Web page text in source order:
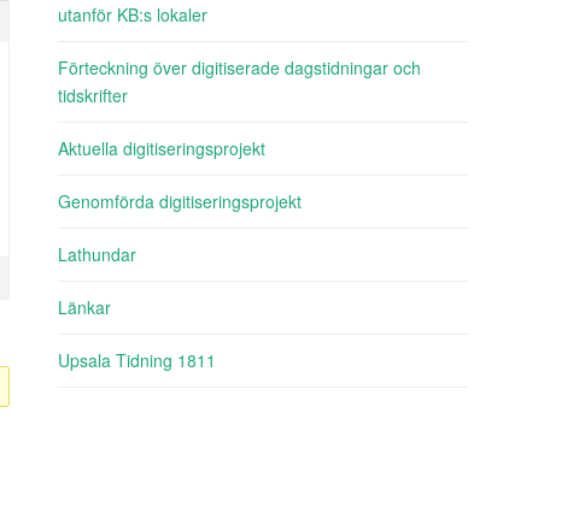
utanför KB:s lokaler
Förteckning över digitiserade dagstidningar och
tidskrifter
Aktuella digitiseringsprojekt
Genomförda digitiseringsprojekt
Lathundar
Länkar
Upsala Tidning 1811